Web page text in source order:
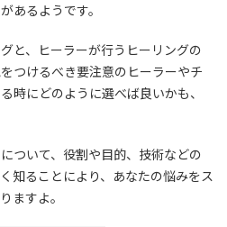
あるようです。
と、ヒーラーが行うヒーリングの
つけるべき要注意のヒーラーやチ
時にどのように選べば良いかも、
ついて、役割や目的、技術などの
知ることにより、あなたの悩みをス
ますよ。